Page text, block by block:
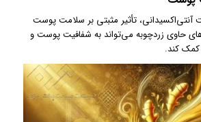
آنتی‌اکسیدانی، تأثیر مثبتی بر سلامت پوست
حاوی زردچوبه می‌تواند به شفافیت پوست و
کمک کند.